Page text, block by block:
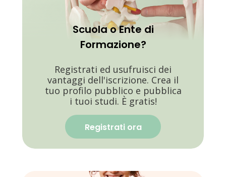
Scuola o Ente di
Formazione?
Registrati ed usufruisci dei
vantaggi dell'iscrizione. Crea il
tuo profilo pubblico e pubblica
i tuoi studi. È gratis!
Registrati ora